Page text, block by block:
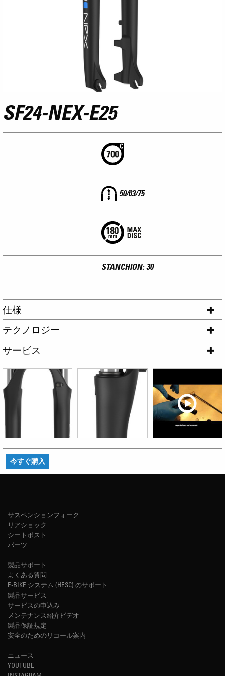
SF24-NEX-E25
50/63/75
STANCHION: 30
仕様
テクノロジー
サービス
今すぐ購入
サスペンションフォーク
リアショック
シートポスト
パーツ
製品サポート
よくある質問
E-BIKE システム (HESC) のサポート
製品サービス
サービスの申込み
メンテナンス紹介ビデオ
製品保証規定
安全のためのリコール案内
ニュース
YOUTUBE